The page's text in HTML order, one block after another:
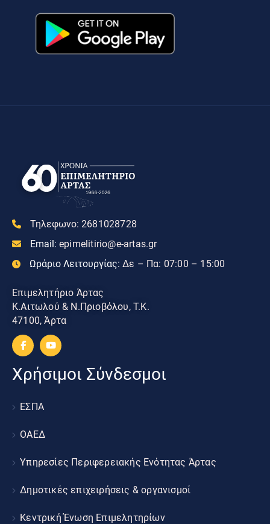
Τηλεφωνο: 2681028728
Email: epimelitirio@e-artas.gr
Ωράριο Λειτουργίας: Δε – Πα: 07:00 – 15:00
Επιμελητήριο Άρτας
Κ.Αιτωλού & Ν.Πριοβόλου, Τ.Κ.
47100, Άρτα
Χρήσιμοι Σύνδεσμοι
ΕΣΠΑ
ΟΑΕΔ
Υπηρεσίες Περιφερειακής Ενότητας Άρτας
Δημοτικές επιχειρήσεις & οργανισμοί
Κεντρική Ένωση Επιμελητηρίων